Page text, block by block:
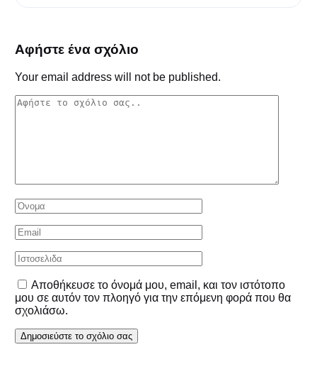
Αφήστε ένα σχόλιο
Your email address will not be published.
Αποθήκευσε το όνομά μου, email, και τον ιστότοπο
μου σε αυτόν τον πλοηγό για την επόμενη φορά που θα
σχολιάσω.